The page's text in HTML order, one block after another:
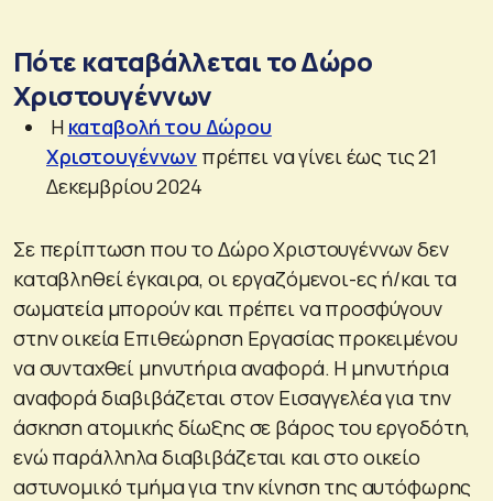
Πότε καταβάλλεται το Δώρο
Χριστουγέννων
Η καταβολή του Δώρου
Χριστουγέννων πρέπει να γίνει έως τις 21
Δεκεμβρίου 2024
Σε περίπτωση που το Δώρο Χριστουγέννων δεν
καταβληθεί έγκαιρα, οι εργαζόμενοι-ες ή/και τα
σωματεία μπορούν και πρέπει να προσφύγουν
στην οικεία Επιθεώρηση Εργασίας προκειμένου
να συνταχθεί μηνυτήρια αναφορά. Η μηνυτήρια
αναφορά διαβιβάζεται στον Εισαγγελέα για την
άσκηση ατομικής δίωξης σε βάρος του εργοδότη,
ενώ παράλληλα διαβιβάζεται και στο οικείο
αστυνομικό τμήμα για την κίνηση της αυτόφωρης